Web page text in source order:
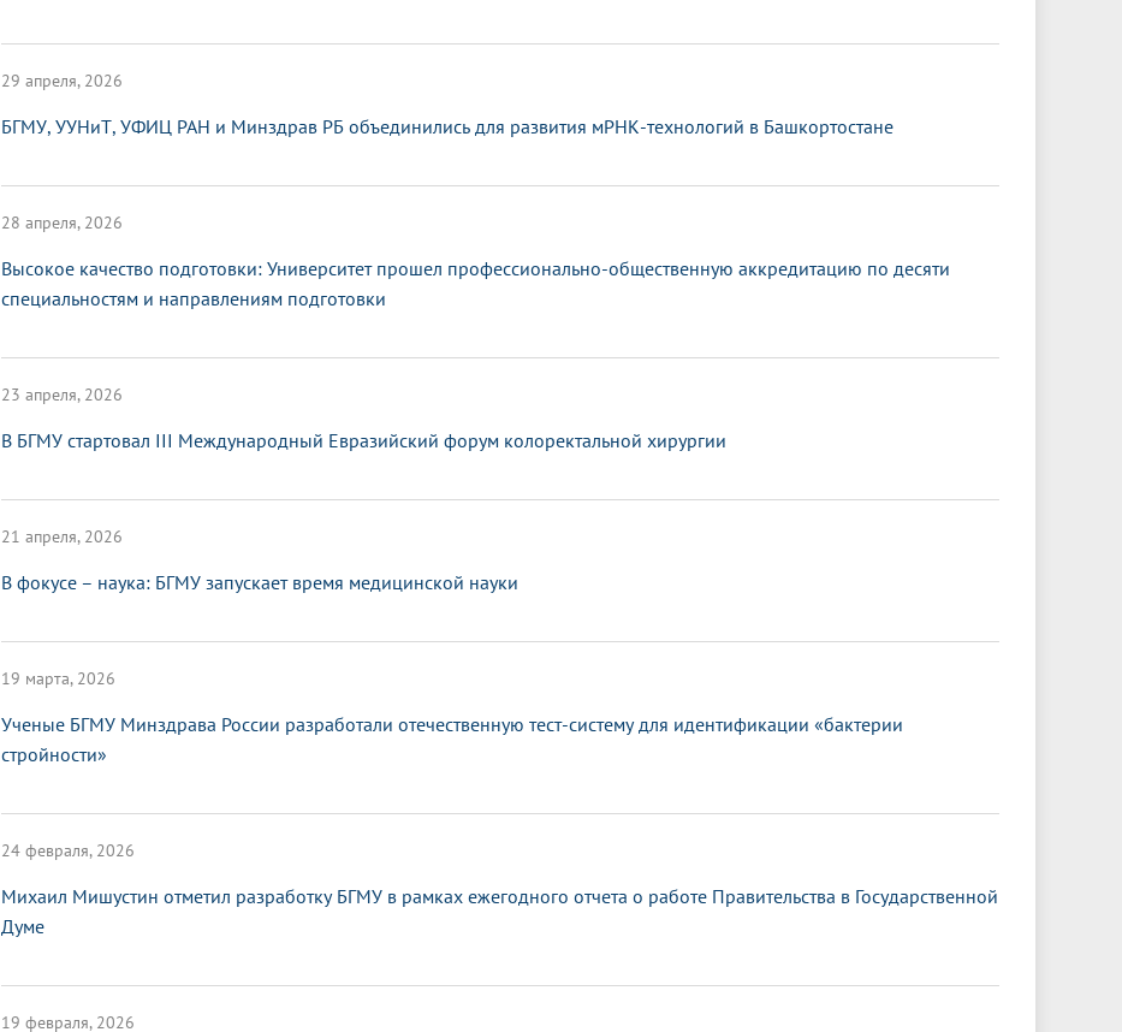
29 апреля, 2026
БГМУ, УУНиТ, УФИЦ РАН и Минздрав РБ объединились для развития мРНК-технологий в Башкортостане
28 апреля, 2026
Высокое качество подготовки: Университет прошел профессионально-общественную аккредитацию по десяти
специальностям и направлениям подготовки
23 апреля, 2026
В БГМУ стартовал III Международный Евразийский форум колоректальной хирургии
21 апреля, 2026
В фокусе – наука: БГМУ запускает время медицинской науки
19 марта, 2026
Ученые БГМУ Минздрава России разработали отечественную тест-систему для идентификации «бактерии
стройности»
24 февраля, 2026
Михаил Мишустин отметил разработку БГМУ в рамках ежегодного отчета о работе Правительства в Государственной
Думе
19 февраля, 2026